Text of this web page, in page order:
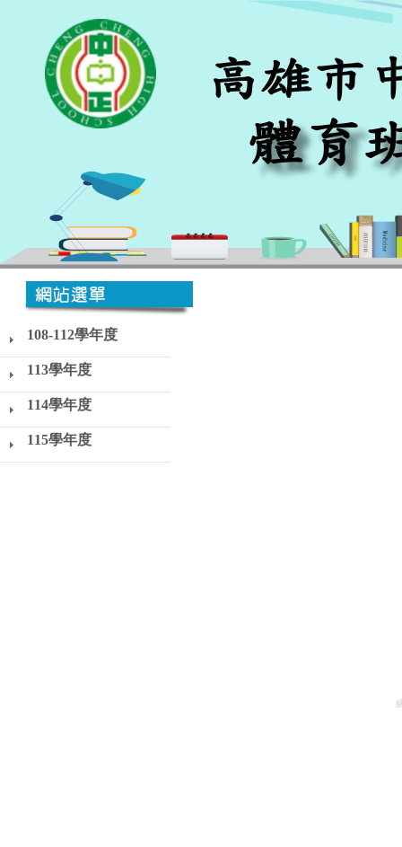
108-112學年度
113學年度
114學年度
115學年度